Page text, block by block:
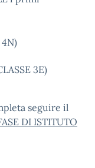
4N)
3E)
seguire il
DI ISTITUTO